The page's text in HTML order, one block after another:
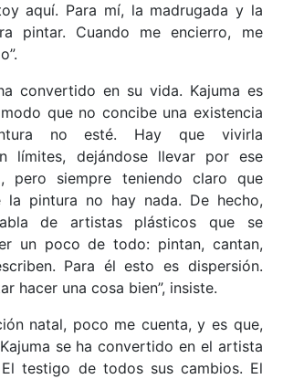
aquí. Para mí, la madrugada y la
pintar. Cuando me encierro, me
convertido en su vida. Kajuma es
que no concibe una existencia
no esté. Hay que vivirla
límites, dejándose llevar por ese
pero siempre teniendo claro que
la pintura no hay nada. De hecho,
de artistas plásticos que se
un poco de todo: pintan, cantan,
Para él esto es dispersión.
hacer una cosa bien”, insiste.
natal, poco me cuenta, y es que,
se ha convertido en el artista
El testigo de todos sus cambios. El